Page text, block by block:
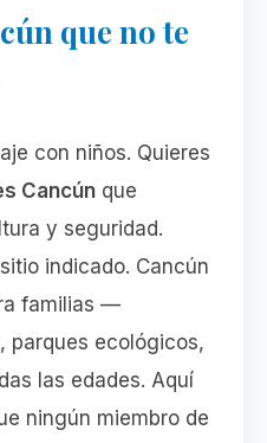
que no te
con niños. Quieres
Cancún que
y seguridad.
indicado. Cancún
familias —
parques ecológicos,
las edades. Aquí
ningún miembro de